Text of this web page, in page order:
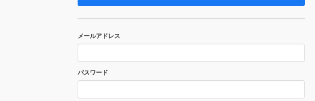
メールアドレス
パスワード